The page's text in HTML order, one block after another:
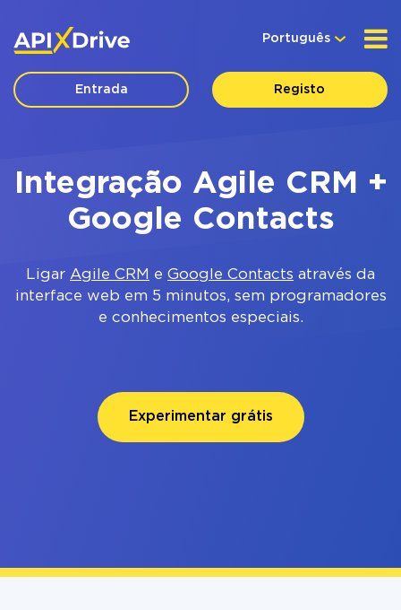
Português
Entrada Registo
Integração Agile CRM +
Google Contacts
Ligar Agile CRM e Google Contacts através da
interface web em 5 minutos, sem programadores
e conhecimentos especiais.
Experimentar grátis